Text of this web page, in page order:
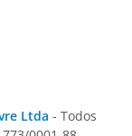
Ltda - Todos